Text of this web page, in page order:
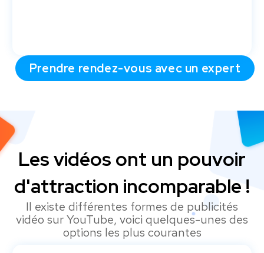
Prendre rendez-vous avec un expert
Les vidéos ont un pouvoir
d'attraction incomparable !
Il existe différentes formes de publicités
vidéo sur YouTube, voici quelques-unes des
options les plus courantes